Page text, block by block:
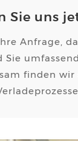
Sie uns
Anfrage,
Sie
finden